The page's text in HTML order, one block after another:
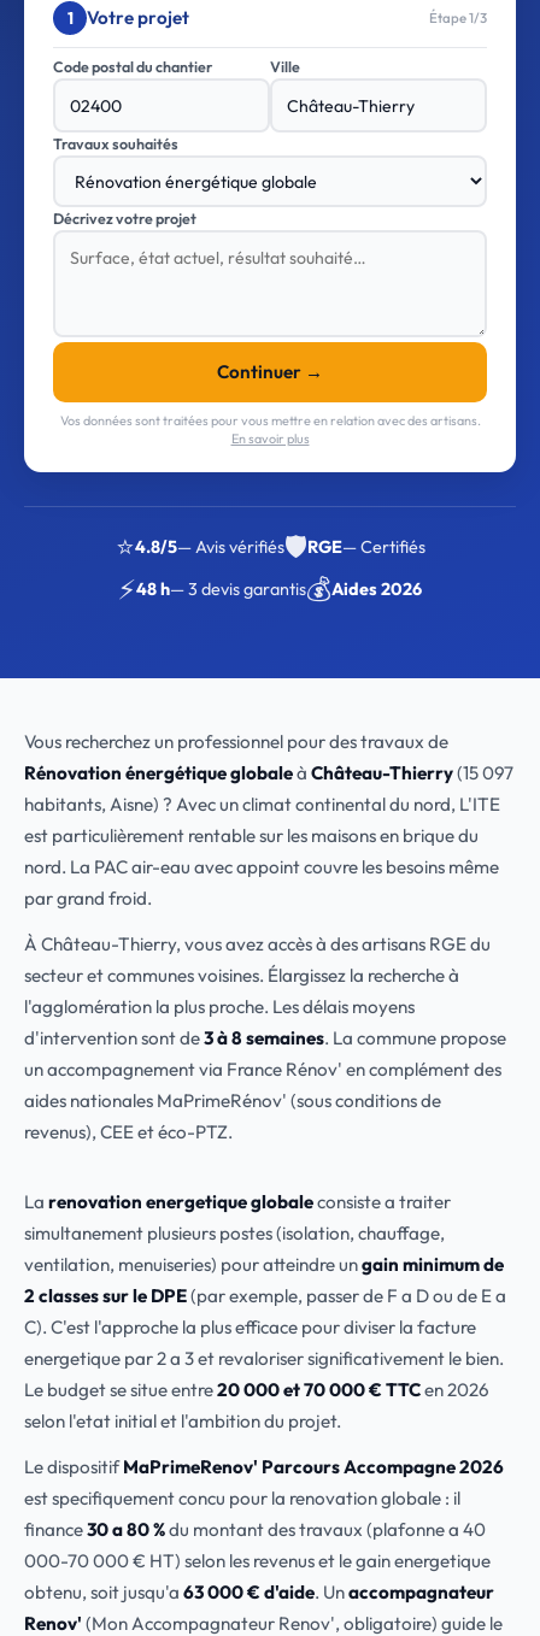
1 Votre projet Étape 1/3
Code postal du chantier Ville
Travaux souhaités
Décrivez votre projet
Continuer →
Vos données sont traitées pour vous mettre en relation avec des artisans.
En savoir plus
⭐4.8/5— Avis vérifiés🛡️RGE— Certifiés
⚡48 h— 3 devis garantis💰Aides 2026
Vous recherchez un professionnel pour des travaux de
Rénovation énergétique globaleà Château-Thierry(15 097
habitants, Aisne) ? Avec un climat continental du nord, L'ITE
est particulièrement rentable sur les maisons en brique du
nord. La PAC air-eau avec appoint couvre les besoins même
par grand froid.
À Château-Thierry, vous avez accès à des artisans RGE du
secteur et communes voisines. Élargissez la recherche à
l'agglomération la plus proche. Les délais moyens
d'intervention sont de3 à 8 semaines. La commune propose
un accompagnement via France Rénov' en complément des
aides nationales MaPrimeRénov' (sous conditions de
revenus), CEE et éco-PTZ.
La renovation energetique globaleconsiste a traiter
simultanement plusieurs postes (isolation, chauffage,
ventilation, menuiseries) pour atteindre ungain minimum de
2 classes sur le DPE(par exemple, passer de F a D ou de E a
C). C'est l'approche la plus efficace pour diviser la facture
energetique par 2 a 3 et revaloriser significativement le bien.
Le budget se situe entre20 000 et 70 000 € TTCen 2026
selon l'etat initial et l'ambition du projet.
Le dispositifMaPrimeRenov' Parcours Accompagne 2026
est specifiquement concu pour la renovation globale : il
finance30 a 80 %du montant des travaux (plafonne a 40
000-70 000 € HT) selon les revenus et le gain energetique
obtenu, soit jusqu'a 63 000 € d'aide. Unaccompagnateur
Renov' (Mon Accompagnateur Renov', obligatoire) guide le